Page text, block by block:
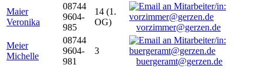
Maier
Veronika
08744
9604-
985
14 (1.
OG)
vorzimmer@gerzen.de
Meier
Michelle
08744
9604-
981
3
buergeramt@gerzen.de